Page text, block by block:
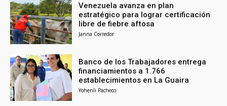
Venezuela avanza en plan
estratégico para lograr certificación
libre de fiebre aftosa
Janna Corredor
Banco de los Trabajadores entrega
financiamientos a 1.766
establecimientos en La Guaira
Yohenli Pacheco